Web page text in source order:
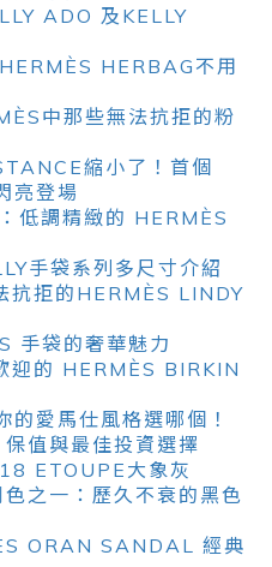
ADO 及KELLY
HERBAG不用
中那些無法抗拒的粉
縮小了！首個
亮登場
低調精緻的 HERMÈS
手袋系列多尺寸介紹
抗拒的HERMÈS LINDY
手袋的奢華魅力
迎的 HERMÈS BIRKIN
愛馬仕風格選哪個！
值與最佳投資選擇
ETOUPE大象灰
之一：歷久不衰的黑色
ORAN SANDAL 經典